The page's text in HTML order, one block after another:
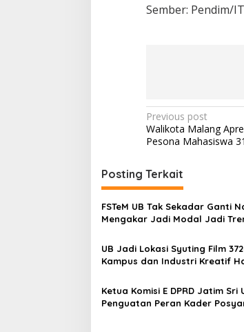
Sember: Pendim/
P
o
t
n
a
i
a
t
Previous post
Walikota Malang
Pesona Mahasiswa
Posting Terkait
FSTeM UB Tak Sekadar Ganti
Mengakar Jadi Modal Jadi
UB Jadi Lokasi Syuting Film
Kampus dan Industri Kreatif
Ketua Komisi E DPRD Jatim
Penguatan Peran Kader